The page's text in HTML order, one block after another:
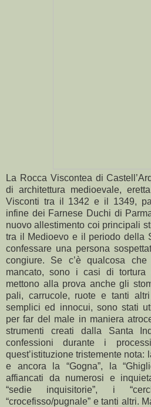
La Rocca Viscontea di
di architettura medioevale,
Visconti tra il 1342 e il 1349,
infine dei Farnese Duchi di
nuovo allestimento coi principali
tra il Medioevo e il periodo della
confessare una persona
congiure. Se c’è qualcosa
mancato, sono i casi di tortura
mettono alla prova anche gli
pali, carrucole, ruote e tanti altri
semplici ed innocui, sono stati
per far del male in maniera
strumenti creati dalla Santa
confessioni durante i
quest’istituzione tristemente nota:
e ancora la “Gogna”, la
affiancati da numerosi e
“sedie inquisitorie”, i
“crocefisso/pugnale” e tanti altri.